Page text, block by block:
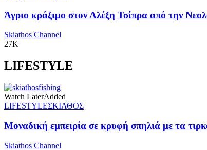
Άγριο κράξιμο στον Αλέξη Τσίπρα από την
Skiathos Channel
27K
LIFESTYLE
Watch LaterAdded
LIFESTYLEΣΚΙΑΘΟΣ
Μοναδική εμπειρία σε κρυφή σπηλιά με τα
Skiathos Channel